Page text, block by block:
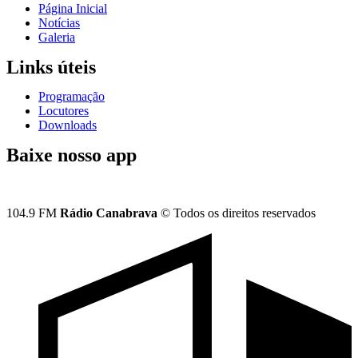
Página Inicial
Notícias
Galeria
Links úteis
Programação
Locutores
Downloads
Baixe nosso app
104.9 FM Rádio Canabrava © Todos os direitos reservados